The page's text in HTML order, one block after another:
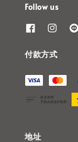
Follow us
付款方式
地址